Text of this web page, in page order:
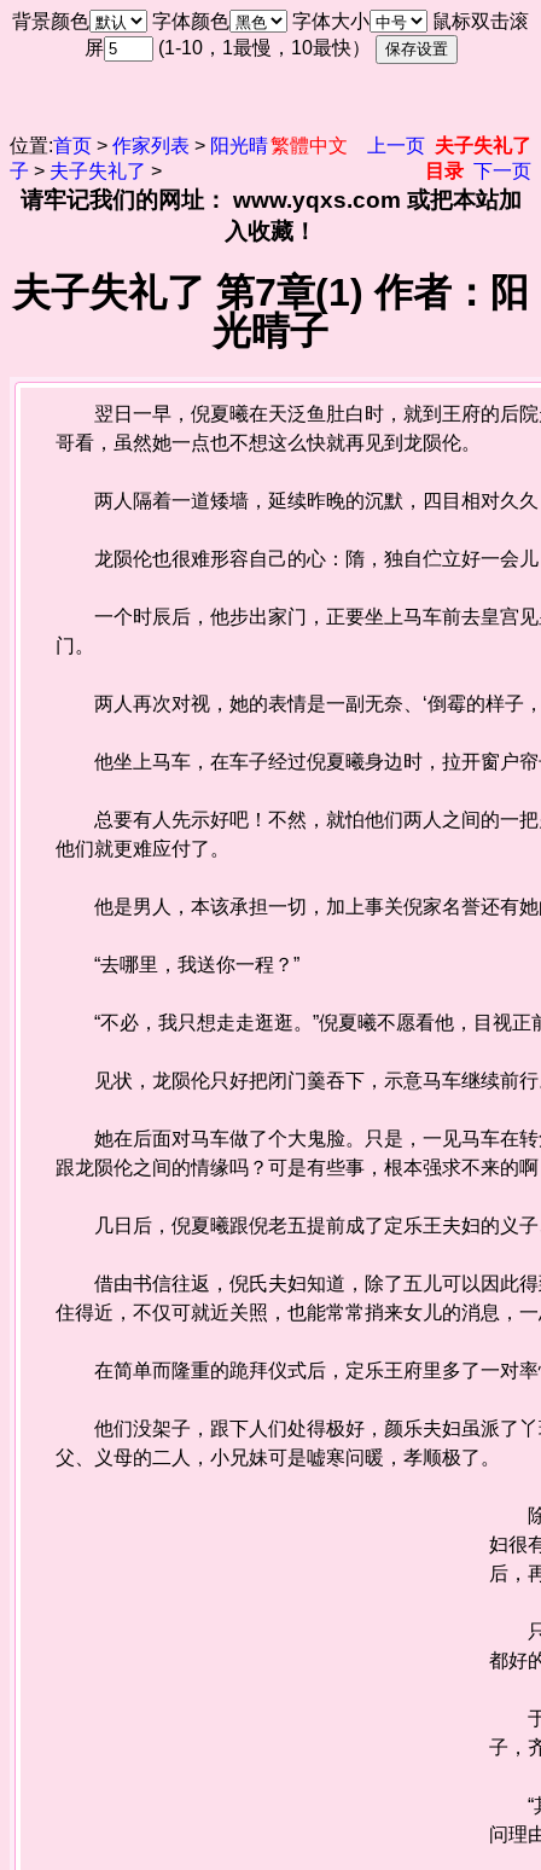
背景颜色 字体颜色 字体大小
鼠标双击滚
屏
(1-10，1最慢，10最快）
位置:首页 > 作家列表 > 阳光晴
子 > 夫子失礼了 >
繁體中文 上一页 夫子失礼了
目录 下一页
请牢记我们的网址： www.yqxs.com 或把本站加
入收藏！
夫子失礼了 第7章(1) 作者：阳
光晴子
翌日一早，倪夏曦在天泛鱼肚白时，就到王府的后院
哥看，虽然她一点也不想这么快就再见到龙陨伦。
两人隔着一道矮墙，延续昨晚的沉默，四目相对久久
龙陨伦也很难形容自己的心：隋，独自伫立好一会儿
一个时辰后，他步出家门，正要坐上马车前去皇宫见
门。
两人再次对视，她的表情是一副无奈、‘倒霉的样子
他坐上马车，在车子经过倪夏曦身边时，拉开窗户帘
总要有人先示好吧！不然，就怕他们两人之间的一把
他们就更难应付了。
他是男人，本该承担一切，加上事关倪家名誉还有她
“去哪里，我送你一程？”
“不必，我只想走走逛逛。”倪夏曦不愿看他，目视正
见状，龙陨伦只好把闭门羹吞下，示意马车继续前
她在后面对马车做了个大鬼脸。只是，一见马车在转
跟龙陨伦之间的情缘吗？可是有些事，根本强求不来的
几日后，倪夏曦跟倪老五提前成了定乐王夫妇的义子
借由书信往返，倪氏夫妇知道，除了五儿可以因此得
住得近，不仅可就近关照，也能常常捎来女儿的消息，
在简单而隆重的跪拜仪式后，定乐王府里多了一对率
他们没架子，跟下人们处得极好，颜乐夫妇虽派了丫
父、义母的二人，小兄妹可是嘘寒问暖，孝顺极了。
除
妇很
后，
只
都好
于
子，
“其
问理